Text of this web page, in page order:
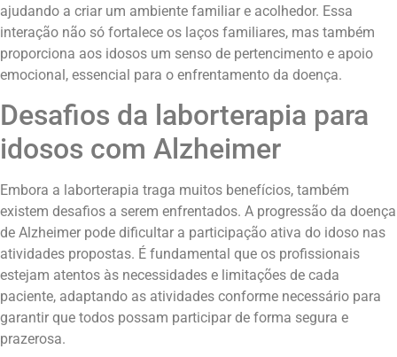
ajudando a criar um ambiente familiar e acolhedor. Essa
interação não só fortalece os laços familiares, mas também
proporciona aos idosos um senso de pertencimento e apoio
emocional, essencial para o enfrentamento da doença.
Desafios da laborterapia para
idosos com Alzheimer
Embora a laborterapia traga muitos benefícios, também
existem desafios a serem enfrentados. A progressão da doença
de Alzheimer pode dificultar a participação ativa do idoso nas
atividades propostas. É fundamental que os profissionais
estejam atentos às necessidades e limitações de cada
paciente, adaptando as atividades conforme necessário para
garantir que todos possam participar de forma segura e
prazerosa.